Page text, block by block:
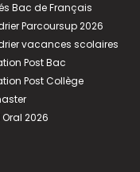
: les notes
et le
au sein de leur
à évaluer
de
des
Bac de Français
Parcoursup 2026
vacances scolaires
Post Bac
Post Collège
2026